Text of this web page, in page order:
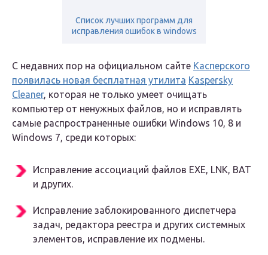
Список лучших программ для
исправления ошибок в windows
С недавних пор на официальном сайте Касперского
появилась новая бесплатная утилита Kaspersky
Cleaner, которая не только умеет очищать
компьютер от ненужных файлов, но и исправлять
самые распространенные ошибки Windows 10, 8 и
Windows 7, среди которых:
Исправление ассоциаций файлов EXE, LNK, BAT
и других.
Исправление заблокированного диспетчера
задач, редактора реестра и других системных
элементов, исправление их подмены.